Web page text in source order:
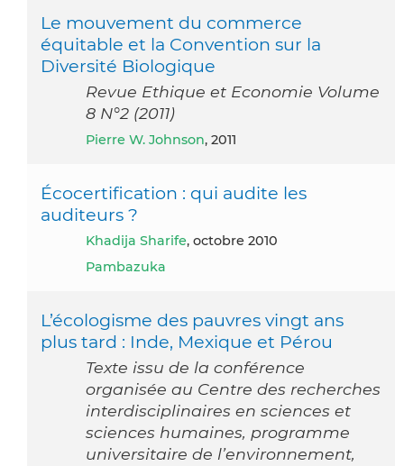
Le mouvement du commerce
équitable et la Convention sur la
Diversité Biologique
Revue Ethique et Economie Volume
8 N°2 (2011)
Pierre W. Johnson, 2011
Écocertification : qui audite les
auditeurs ?
Khadija Sharife, octobre 2010
Pambazuka
L’écologisme des pauvres vingt ans
plus tard : Inde, Mexique et Pérou
Texte issu de la conférence
organisée au Centre des recherches
interdisciplinaires en sciences et
sciences humaines, programme
universitaire de l’environnement,